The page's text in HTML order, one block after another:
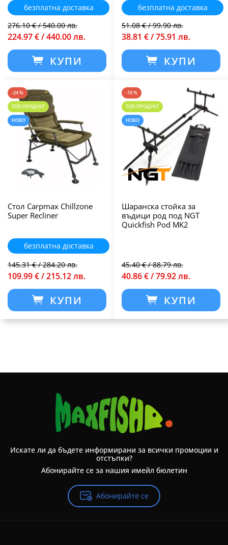
безплатна доставка
276.10 € / 540.00 лв.
224.97 € / 440.00 лв.
КУПИ
безплатна доставка
51.08 € / 99.90 лв.
38.81 € / 75.91 лв.
КУПИ
-24 %
ТОП ПРОДУКТ
НОВО
Стол Carpmax Chillzone
Super Recliner
безплатна доставка
145.31 € / 284.20 лв.
109.99 € / 215.12 лв.
КУПИ
-10 %
ТОП ПРОДУКТ
НОВО
Шаранска стойка за
въдици род под NGT
Quickfish Pod MK2
45.40 € / 88.79 лв.
40.86 € / 79.92 лв.
КУПИ
Искате ли да бъдете информирани за всички промоции и
отстъпки?
Абонирайте се за нашия имейл бюлетин
Абонирайте се